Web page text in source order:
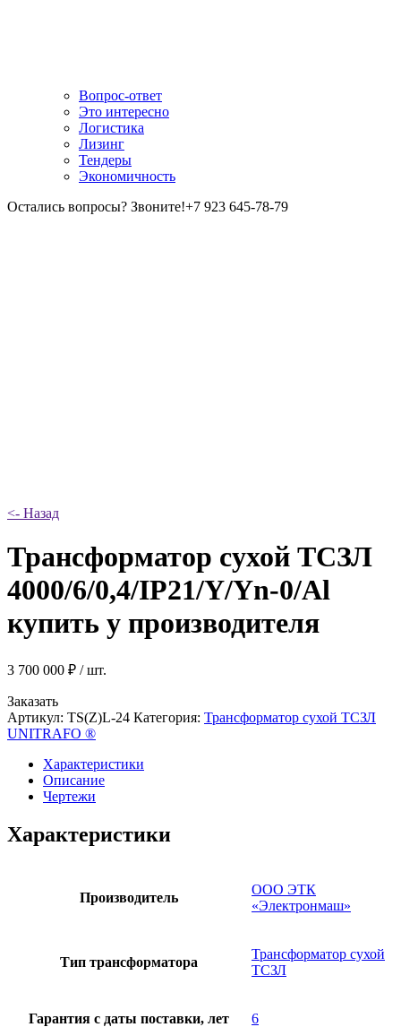
Вопрос-ответ
Это интересно
Логистика
Лизинг
Тендеры
Экономичность
Остались вопросы? Звоните!+7 923 645-78-79
<- Назад
Трансформатор сухой ТСЗЛ
4000/6/0,4/IP21/Y/Yn-0/Al
купить у производителя
3 700 000 ₽ / шт.
Заказать
Артикул: TS(Z)L-24 Категория: Трансформатор сухой ТСЗЛ
UNITRAFO ®
Характеристики
Описание
Чертежи
Характеристики
Производитель
ООО ЭТК
«Электронмаш»
Тип трансформатора
Трансформатор сухой
ТСЗЛ
Гарантия с даты поставки, лет 6